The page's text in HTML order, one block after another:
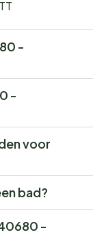
-
-
voor
bad?
-